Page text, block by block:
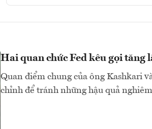
Hai quan chức Fed kêu gọi tăng
Quan điểm chung của ông Kashkari
chỉnh để tránh những hậu quả